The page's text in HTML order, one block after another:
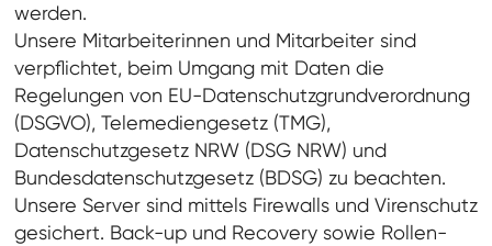
werden.
Unsere Mitarbeiterinnen und Mitarbeiter sind
verpflichtet, beim Umgang mit Daten die
Regelungen von EU-Datenschutzgrundverordnung
(DSGVO), Telemediengesetz (TMG),
Datenschutzgesetz NRW (DSG NRW) und
Bundesdatenschutzgesetz (BDSG) zu beachten.
Unsere Server sind mittels Firewalls und Virenschutz
gesichert. Back-up und Recovery sowie Rollen-